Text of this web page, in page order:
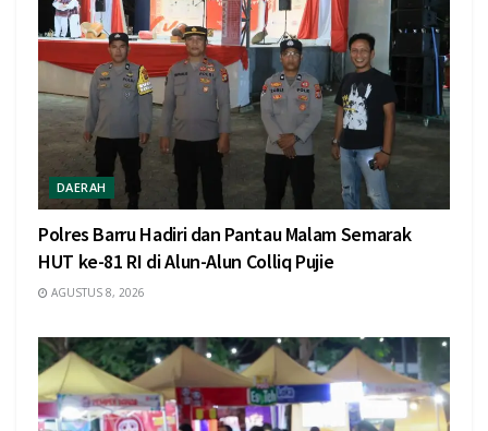
DAERAH
Polres Barru Hadiri dan Pantau Malam Semarak
HUT ke-81 RI di Alun-Alun Colliq Pujie
AGUSTUS 8, 2026